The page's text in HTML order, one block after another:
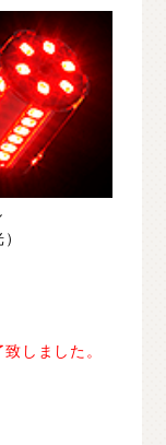
しました。